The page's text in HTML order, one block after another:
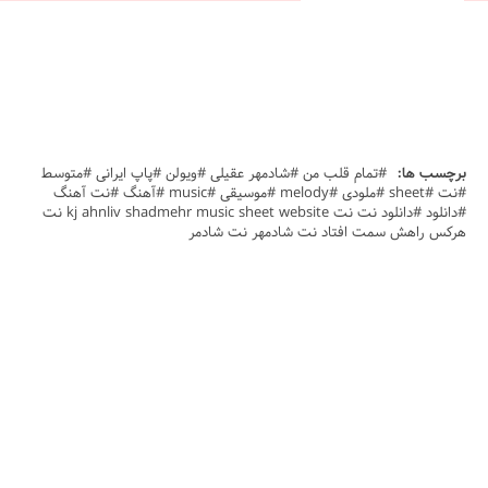
برچسب ها: #تمام قلب من #شادمهر عقیلی #ویولن #پاپ ایرانی #متوسط
#نت #sheet #ملودی #melody #موسیقی #music #آهنگ #نت آهنگ
#دانلود #دانلود نت نت kj ahnliv shadmehr music sheet website نت
هرکس راهش سمت افتاد نت شادمهر نت شادمر